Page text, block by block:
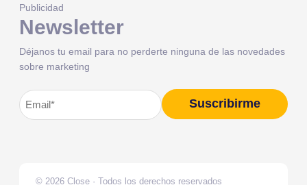
Publicidad
Newsletter
Déjanos tu email para no perderte ninguna de las novedades
sobre marketing
Correo
electrónico(Obligatorio)
Suscribirme
Alternative:
© 2026 Close · Todos los derechos reservados